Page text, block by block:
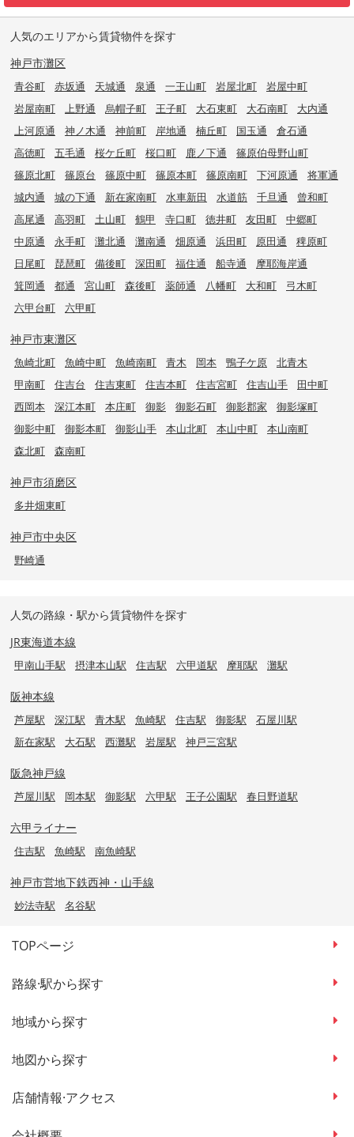
人気のエリアから賃貸物件を探す
神戸市灘区
青谷町 赤坂通 天城通 泉通 一王山町 岩屋北町
岩屋中町
岩屋南町
上野通 烏帽子町 王子町 大石東町 大石南町
大内通
上河原通
神ノ木通 神前町 岸地通 楠丘町 国玉通
倉石通
高徳町
五毛通 桜ケ丘町 桜口町 鹿ノ下通
篠原伯母野山町
篠原北町
篠原台 篠原中町 篠原本町 篠原南町 下河原通
将軍通
城内通
城の下通 新在家南町 水車新田 水道筋 千旦通
曾和町
高尾通
高羽町 土山町 鶴甲 寺口町 徳井町 友田町
中郷町
中原通
永手町 灘北通 灘南通 畑原通 浜田町 原田通
稗原町
日尾町
琵琶町 備後町 深田町 福住通 船寺通
摩耶海岸通
箕岡通
都通 宮山町 森後町 薬師通 八幡町 大和町
弓木町
六甲台町
六甲町
神戸市東灘区
魚崎北町 魚崎中町 魚崎南町 青木 岡本 鴨子ケ原
北青木
甲南町
住吉台 住吉東町 住吉本町 住吉宮町 住吉山手
田中町
西岡本
深江本町 本庄町 御影 御影石町 御影郡家
御影塚町
御影中町
御影本町 御影山手 本山北町 本山中町
本山南町
森北町
森南町
神戸市須磨区
多井畑東町
神戸市中央区
野崎通
人気の路線・駅から賃貸物件を探す
JR東海道本線
甲南山手駅 摂津本山駅 住吉駅 六甲道駅 摩耶駅 灘駅
阪神本線
芦屋駅 深江駅 青木駅 魚崎駅 住吉駅 御影駅
石屋川駅
新在家駅
大石駅 西灘駅 岩屋駅 神戸三宮駅
阪急神戸線
芦屋川駅 岡本駅 御影駅 六甲駅 王子公園駅 春日野道駅
六甲ライナー
住吉駅 魚崎駅 南魚崎駅
神戸市営地下鉄西神・山手線
妙法寺駅 名谷駅
TOPページ
路線·駅から探す
地域から探す
地図から探す
店舗情報·アクセス